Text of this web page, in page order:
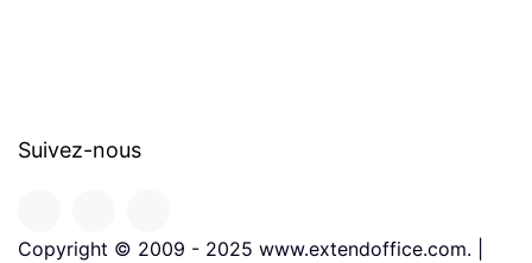
Suivez-nous
Copyright © 2009 - 2025 www.extendoffice.com. |